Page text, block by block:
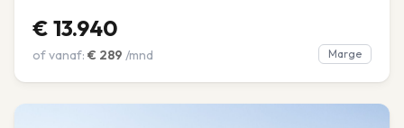
€ 13.940
of vanaf: € 289 /mnd Marge